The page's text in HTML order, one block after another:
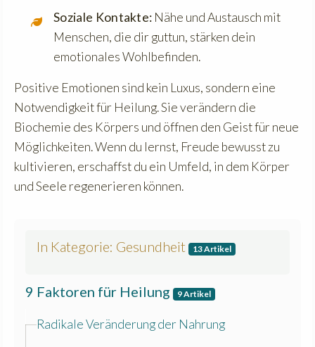
Soziale Kontakte: Nähe und Austausch mit
Menschen, die dir guttun, stärken dein
emotionales Wohlbefinden.
Positive Emotionen sind kein Luxus, sondern eine
Notwendigkeit für Heilung. Sie verändern die
Biochemie des Körpers und öffnen den Geist für neue
Möglichkeiten. Wenn du lernst, Freude bewusst zu
kultivieren, erschaffst du ein Umfeld, in dem Körper
und Seele regenerieren können.
In Kategorie: Gesundheit 13 Artikel
9 Faktoren für Heilung 9 Artikel
Radikale Veränderung der Nahrung